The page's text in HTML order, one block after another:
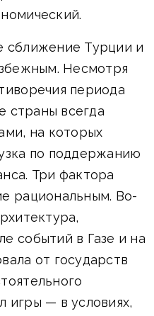
сближение Турции и
Несмотря
периода
страны всегда
на которых
по поддержанию
Три фактора
рациональным. Во-
событий в Газе и на
от государств
игры — в условиях,